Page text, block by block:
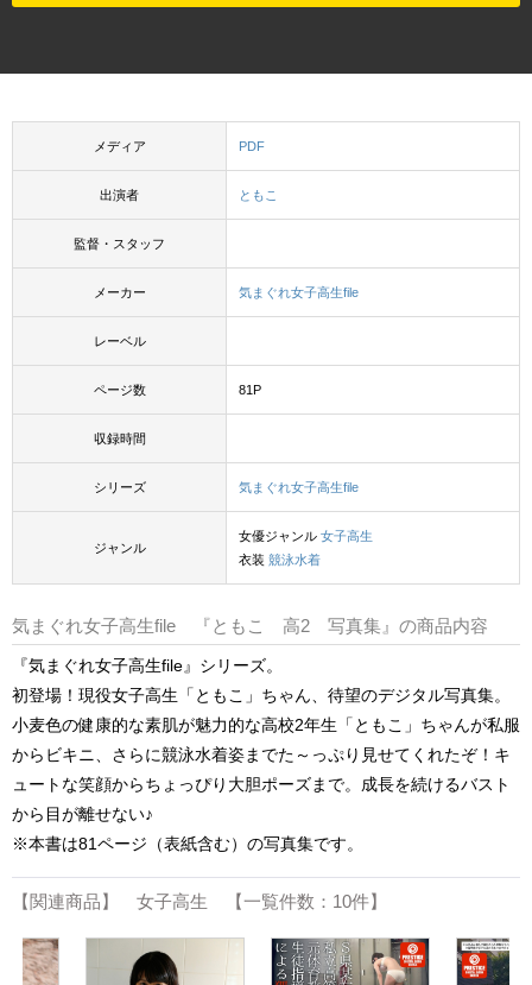
メディア PDF
出演者 ともこ
監督・スタッフ
メーカー 気まぐれ女子高生file
レーベル
ページ数 81P
収録時間
シリーズ 気まぐれ女子高生file
ジャンル
女優ジャンル 女子高生
衣装 競泳水着
気まぐれ女子高生file 『ともこ 高2 写真集』の商品内容
『気まぐれ女子高生file』シリーズ。
初登場！現役女子高生「ともこ」ちゃん、待望のデジタル写真集。
小麦色の健康的な素肌が魅力的な高校2年生「ともこ」ちゃんが私服
からビキニ、さらに競泳水着姿までた～っぷり見せてくれたぞ！キ
ュートな笑顔からちょっぴり大胆ポーズまで。成長を続けるバスト
から目が離せない♪
※本書は81ページ（表紙含む）の写真集です。
【関連商品】 女子高生 【一覧件数：10件】